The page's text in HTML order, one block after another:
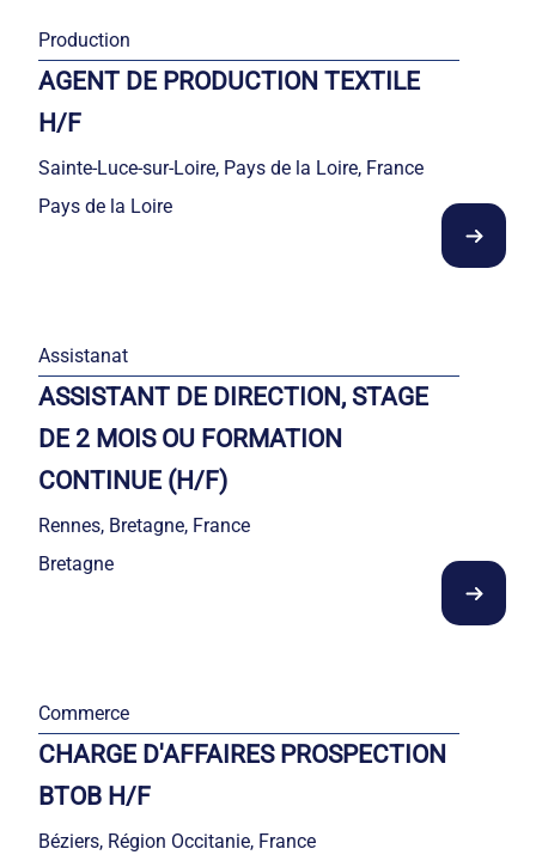
Production
AGENT DE PRODUCTION TEXTILE
H/F
Sainte-Luce-sur-Loire, Pays de la Loire, France
Pays de la Loire
Assistanat
ASSISTANT DE DIRECTION, STAGE
DE 2 MOIS OU FORMATION
CONTINUE (H/F)
Rennes, Bretagne, France
Bretagne
Commerce
CHARGE D'AFFAIRES PROSPECTION
BTOB H/F
Béziers, Région Occitanie, France